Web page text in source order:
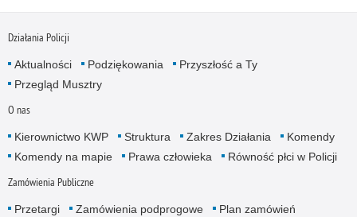
Działania Policji
Aktualności Podziękowania
Przyszłość a Ty
Przegląd Musztry
O nas
Kierownictwo KWP Struktura Zakres Działania
Komendy
Komendy na mapie
Prawa człowieka Równość płci w Policji
Zamówienia Publiczne
Przetargi Zamówienia podprogowe
Plan zamówień